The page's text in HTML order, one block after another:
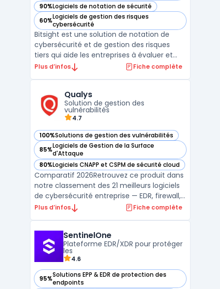
90%Logiciels de notation de sécurité
— voir Bitsight dans cette catégorie
60%Logiciels de gestion des risques
cybersécurité
— voir Bitsight dans cette catégorie
Bitsight est une solution de notation de
cybersécurité et de gestion des risques
tiers qui aide les entreprises à évaluer et
surveiller la performance de sécurité de
fournit une évaluation objective de la
posture de cyb ...
Plus d’infos Fiche complète
Qualys
Solution de gestion des
vulnérabilités
4.7
100%Solutions de gestion des vulnérabilités
— voir Qualys dans cette catégorie
85%Logiciels de Gestion de la Surface
d'Attaque
— voir Qualys dans cette catégorie
80%Logiciels CNAPP et CSPM de sécurité cloud
— voir Qualys dans cette catégorie
Comparatif 2026Retrouvez ce produit dans
notre classement des 21 meilleurs logiciels
de cybersécurité entreprise — EDR, firewall,
SIEM, XDR. ...
Plus d’infos Fiche complète
SentinelOne
Plateforme EDR/XDR pour protéger
les
4.6
95%Solutions EPP & EDR de protection des
endpoints
— voir SentinelOne dans cette catégorie